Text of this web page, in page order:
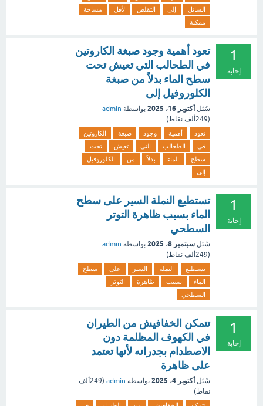
السائل
إلى التقلص لأقل
مساحة
ممكنة
1
إجابة
تعود أهمية وجود صبغة الكاروتين
في الطحالب التي تعيش تحت
سطح الماء بدلاً من صبغة
الكلوروفيل إلى
سُئل أكتوبر 16، 2025 بواسطة admin
(249ألف نقاط)
تعود أهمية وجود صبغة
الكاروتين
في
الطحالب التي تعيش
تحت
سطح
الماء بدلاً من
الكلوروفيل
إلى
1
إجابة
تستطيع النملة السير على سطح
الماء بسبب ظاهرة التوتر
السطحي
سُئل سبتمبر 8، 2025 بواسطة admin
(249ألف نقاط)
تستطيع النملة السير على
سطح
الماء
بسبب ظاهرة
التوتر
السطحي
1
إجابة
تتمكن الخفافيش من الطيران
في الكهوف المظلمة دون
الاصطدام بجدرانه لأنها تعتمد
على ظاهرة
سُئل أكتوبر 4، 2025 بواسطة admin
(249ألف
نقاط)